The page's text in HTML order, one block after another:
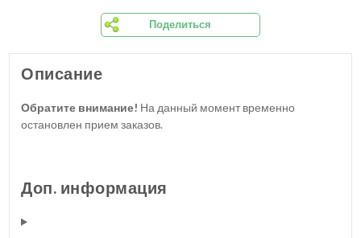
Поделиться
Описание
Обратите внимание! На данный момент временно
остановлен прием заказов.
Доп. информация